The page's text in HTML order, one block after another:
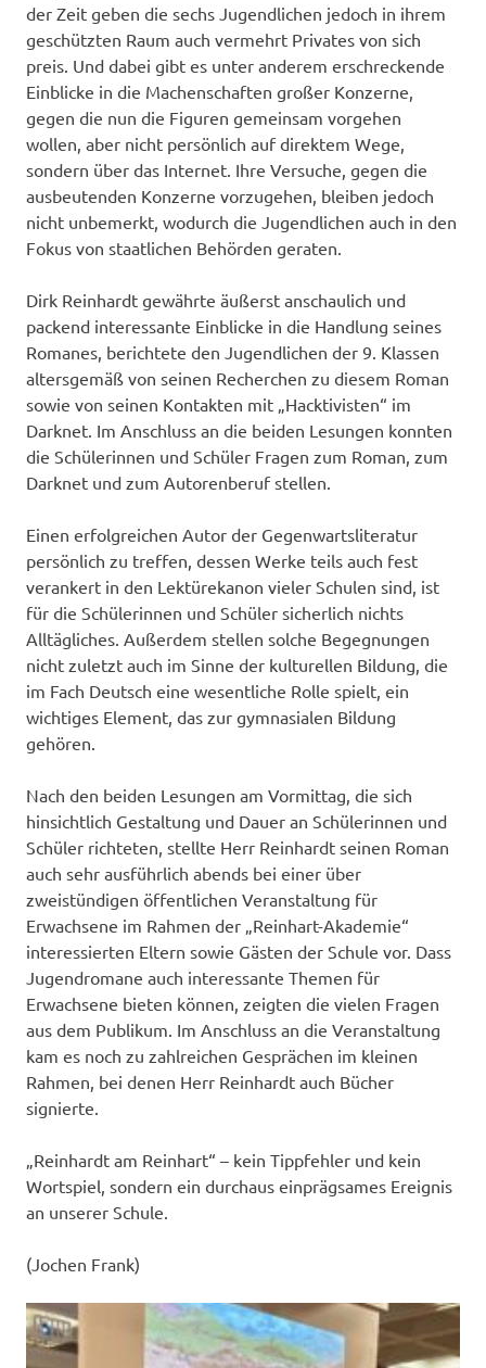
der Zeit geben die sechs Jugendlichen jedoch in ihrem
geschützten Raum auch vermehrt Privates von sich
preis. Und dabei gibt es unter anderem erschreckende
Einblicke in die Machenschaften großer Konzerne,
gegen die nun die Figuren gemeinsam vorgehen
wollen, aber nicht persönlich auf direktem Wege,
sondern über das Internet. Ihre Versuche, gegen die
ausbeutenden Konzerne vorzugehen, bleiben jedoch
nicht unbemerkt, wodurch die Jugendlichen auch in den
Fokus von staatlichen Behörden geraten.
Dirk Reinhardt gewährte äußerst anschaulich und
packend interessante Einblicke in die Handlung seines
Romanes, berichtete den Jugendlichen der 9. Klassen
altersgemäß von seinen Recherchen zu diesem Roman
sowie von seinen Kontakten mit „Hacktivisten“ im
Darknet. Im Anschluss an die beiden Lesungen konnten
die Schülerinnen und Schüler Fragen zum Roman, zum
Darknet und zum Autorenberuf stellen.
Einen erfolgreichen Autor der Gegenwartsliteratur
persönlich zu treffen, dessen Werke teils auch fest
verankert in den Lektürekanon vieler Schulen sind, ist
für die Schülerinnen und Schüler sicherlich nichts
Alltägliches. Außerdem stellen solche Begegnungen
nicht zuletzt auch im Sinne der kulturellen Bildung, die
im Fach Deutsch eine wesentliche Rolle spielt, ein
wichtiges Element, das zur gymnasialen Bildung
gehören.
Nach den beiden Lesungen am Vormittag, die sich
hinsichtlich Gestaltung und Dauer an Schülerinnen und
Schüler richteten, stellte Herr Reinhardt seinen Roman
auch sehr ausführlich abends bei einer über
zweistündigen öffentlichen Veranstaltung für
Erwachsene im Rahmen der „Reinhart-Akademie“
interessierten Eltern sowie Gästen der Schule vor. Dass
Jugendromane auch interessante Themen für
Erwachsene bieten können, zeigten die vielen Fragen
aus dem Publikum. Im Anschluss an die Veranstaltung
kam es noch zu zahlreichen Gesprächen im kleinen
Rahmen, bei denen Herr Reinhardt auch Bücher
signierte.
„Reinhardt am Reinhart“ – kein Tippfehler und kein
Wortspiel, sondern ein durchaus einprägsames Ereignis
an unserer Schule.
(Jochen Frank)